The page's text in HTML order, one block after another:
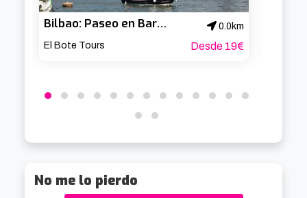
otras construcciones.
Bilbao: Paseo en Barco por la Ría de Bilbao y la Bahía del Abra
0.0km
El Bote Tours
Desde 19€
No me lo pierdo